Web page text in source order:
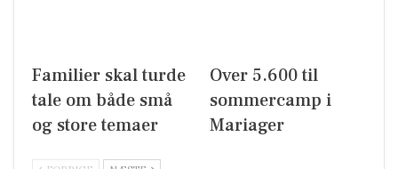
Familier skal turde
tale om både små
og store temaer
Over 5.600 til
sommercamp i
Mariager